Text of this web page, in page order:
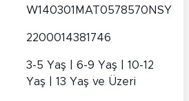
W140301MAT0578570NSY
2200014381746
3-5 Yaş | 6-9 Yaş | 10-12
Yaş | 13 Yaş ve Üzeri